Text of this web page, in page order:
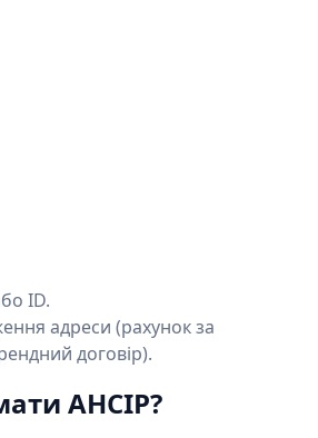
ID.
адреси (рахунок за
договір).
AHCIP?